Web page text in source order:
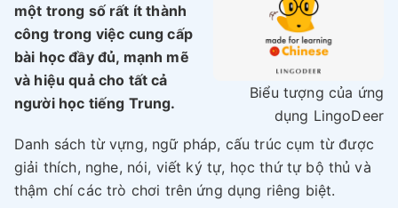
Biểu tượng của ứng
dụng LingoDeer
một trong số rất ít thành
công trong việc cung cấp
bài học đầy đủ, mạnh mẽ
và hiệu quả cho tất cả
người học tiếng Trung.
Danh sách từ vựng, ngữ pháp, cấu trúc cụm từ được
giải thích, nghe, nói, viết ký tự, học thứ tự bộ thủ và
thậm chí các trò chơi trên ứng dụng riêng biệt.